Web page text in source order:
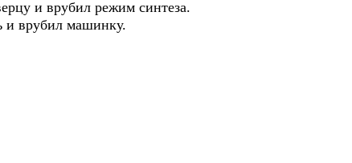
и врубил режим синтеза.
и врубил машинку.